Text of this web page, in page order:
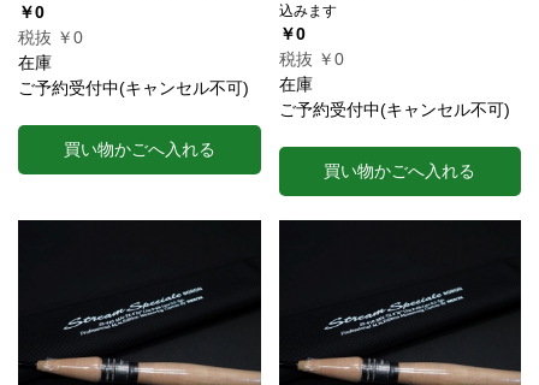
￥0
税抜 ￥0
在庫
ご予約受付中(キャンセル不可)
買い物かごへ入れる
込みます
￥0
税抜 ￥0
在庫
ご予約受付中(キャンセル不可)
買い物かごへ入れる